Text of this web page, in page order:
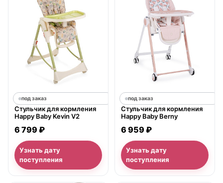
под заказ
Стульчик для кормления
Happy Baby Kevin V2
6 799 ₽
Узнать дату
поступления
под заказ
Стульчик для кормления
Happy Baby Berny
6 959 ₽
Узнать дату
поступления